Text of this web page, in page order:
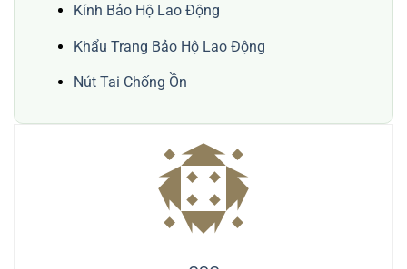
Kính Bảo Hộ Lao Động
Khẩu Trang Bảo Hộ Lao Động
Nút Tai Chống Ồn